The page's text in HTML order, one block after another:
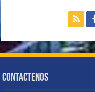
Contactenos